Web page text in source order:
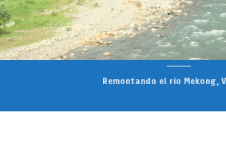
Remontando el río Mekong,